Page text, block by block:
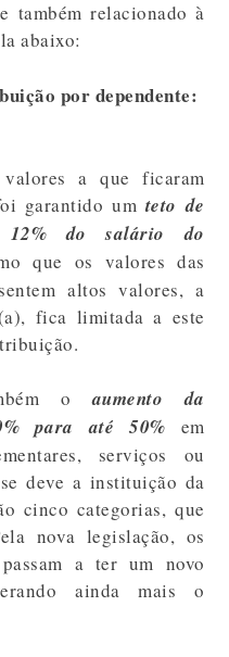
também relacionado à
abaixo:
por dependente:
a que ficaram
garantido umteto de
12% do salário do
que os valores das
altos valores, a
fica limitada a este
oaumento da
para até 50% em
serviços ou
deve a instituição da
cinco categorias, que
nova legislação, os
a ter um novo
ainda mais o